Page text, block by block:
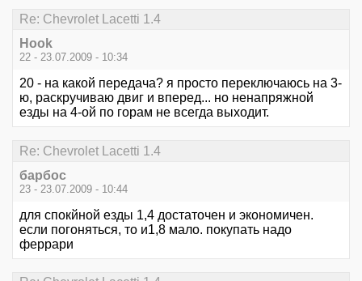
Re: Chevrolet Lacetti 1.4
Hook
22 - 23.07.2009 - 10:34
20 - на какой передача? я просто переключаюсь на 3-
ю, раскручиваю двиг и вперед... но ненапряжной
езды на 4-ой по горам не всегда выходит.
Re: Chevrolet Lacetti 1.4
барбос
23 - 23.07.2009 - 10:44
для спокйной езды 1,4 достаточен и экономичен.
если погоняться, то и1,8 мало. покупать надо
феррари